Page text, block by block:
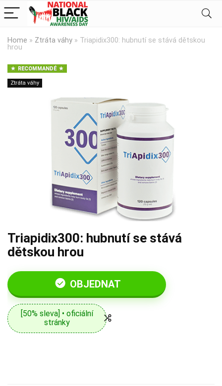
Home » Ztráta váhy » Triapidix300: hubnutí se stává dětskou
hrou
RECOMMANDÉ
Ztráta váhy
Triapidix300: hubnutí se stává
dětskou hrou
OBJEDNAT
[50% sleva] • oficiální
stránky